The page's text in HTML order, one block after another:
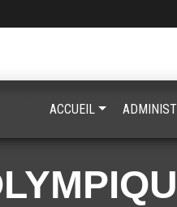
ACCUEIL